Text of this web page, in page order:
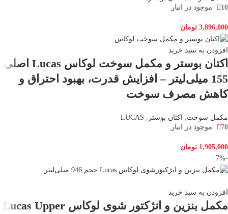
10 موجود در انبار
3,896,000 تومان
افزودن به سبد خرید
اکتان بوستر و مکمل سوخت لوکاس Lucas اصلی
155 میلی‌لیتر – افزایش قدرت، بهبود احتراق و
کاهش مصرف سوخت
مکمل سوخت اکتان بوستر
LUCAS
70 موجود در انبار
1,905,000 تومان
-7%
افزودن به سبد خرید
مکمل بنزین و انژکتور شوی لوکاس Lucas Upper